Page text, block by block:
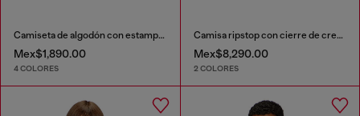
Camiseta de algodón con estampado Diesel Biscotto
Mex$1,890.00
4 COLORES
Camisa ripstop con cierre de cremallera
Mex$8,290.00
2 COLORES